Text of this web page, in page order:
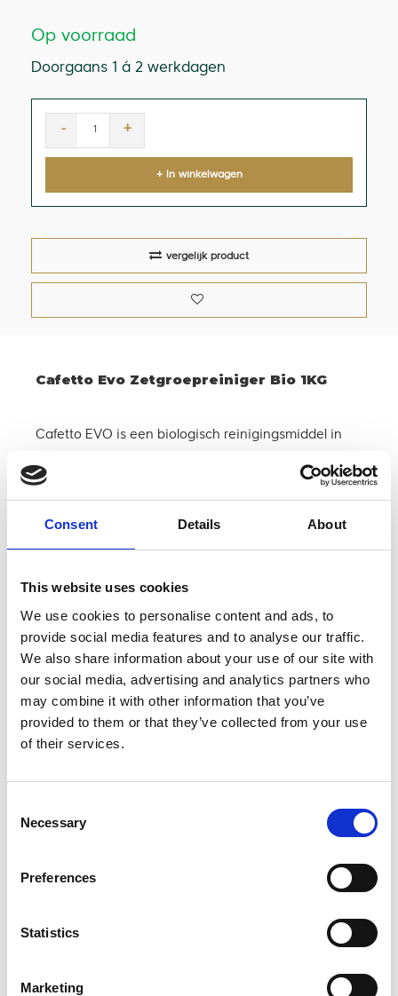
Consent Details About
This website uses cookies
We use cookies to personalise content and ads, to
provide social media features and to analyse our traffic.
We also share information about your use of our site with
our social media, advertising and analytics partners who
may combine it with other information that you’ve
provided to them or that they’ve collected from your use
of their services.
Selection
Necessary
Preferences
Statistics
Marketing
Op voorraad
Doorgaans 1 á 2 werkdagen
- +
+ In winkelwagen
vergelijk product
Cafetto Evo Zetgroepreiniger Bio 1KG
Cafetto EVO is een biologisch reinigingsmiddel in
reiniger die wordt gecertificeerd door een
espressomachines.
Kijk hier onze instructie voor het
van de
zetgroep en download een
handig overzicht
van het
volledige schoonmaak schema van jouw
espressomachine. Naast het kalkvrij én
schoonhouden van je machine is het aan te raden
elk jaar onderhoud uit te laten voeren. Alle slijtage-